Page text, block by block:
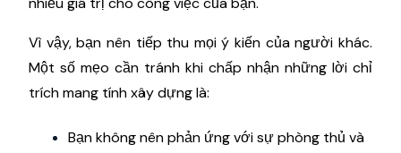
Vì vậy, bạn nên tiếp thu mọi ý kiến của người khác.
Một số mẹo cần tránh khi chấp nhận những lời chỉ
trích mang tính xây dựng là:
Bạn không nên phản ứng với sự phòng thủ và